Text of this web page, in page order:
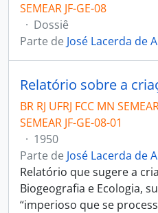
SEMEAR JF-GE-08
· Dossiê
Parte de José Lacerda de
BR RJ UFRJ FCC MN
SEMEAR JF-GE-08-01
· 1950
Parte de José Lacerda de
Relatório que sugere a
Biogeografia e Ecologia,
“imperioso que se